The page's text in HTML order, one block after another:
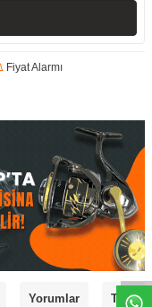
Fiyat Alarmı
Yorumlar